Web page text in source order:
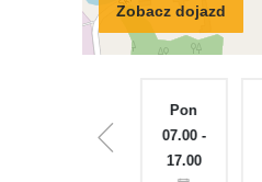
Zobacz dojazd
Zamknięte
Pon
07.00 -
17.00